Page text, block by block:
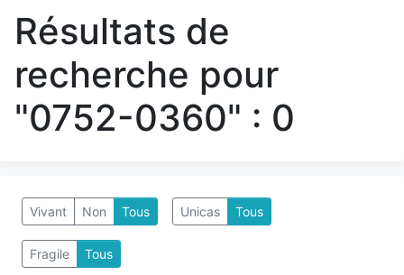
Résultats de
recherche pour
"0752-0360" : 0
Vivant Non Tous Unicas Tous
Fragile Tous